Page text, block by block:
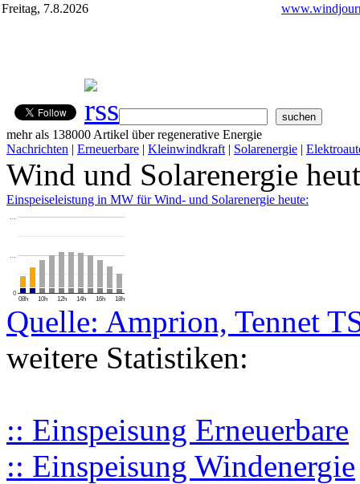
Freitag, 7.8.2026
mehr als 138000 Artikel über regenerative Energie
Nachrichten | Erneuerbare | Kleinwindkraft | Solarenergie |
Wind und Solarenergie
Einspeiseleistung in MW für Wind- und Solarenergie heute:
08h 10h 12h 14h 16h 18h
0
…
…
Quelle: Amprion, Tennet
weitere Statistiken:
:: Einspeisung Erneuerbare
:: Einspeisung Windenergie